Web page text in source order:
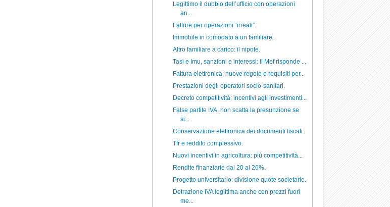
Legittimo il dubbio dell’ufficio con operazioni
an...
Fatture per operazioni “irreali”.
Immobile in comodato a un familiare.
Altro familiare a carico: il nipote.
Tasi e Imu, sanzioni e interessi: il Mef risponde ...
Fattura elettronica: nuove regole e requisiti per...
Prestazioni degli operatori socio-sanitari.
Decreto competitività: incentivi agli investimenti...
False partite IVA, non scatta la presunzione se
si...
Conservazione elettronica dei documenti fiscali.
Tfr e reddito complessivo.
Nuovi incentivi in agricoltura: più competitività...
Rendite finanziarie dal 20 al 26%.
Progetto universitario: divisione quote societarie.
Detrazione IVA legittima anche con prezzi fuori
me...